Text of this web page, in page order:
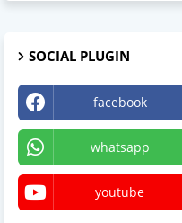
SOCIAL PLUGIN
facebook
whatsapp
youtube